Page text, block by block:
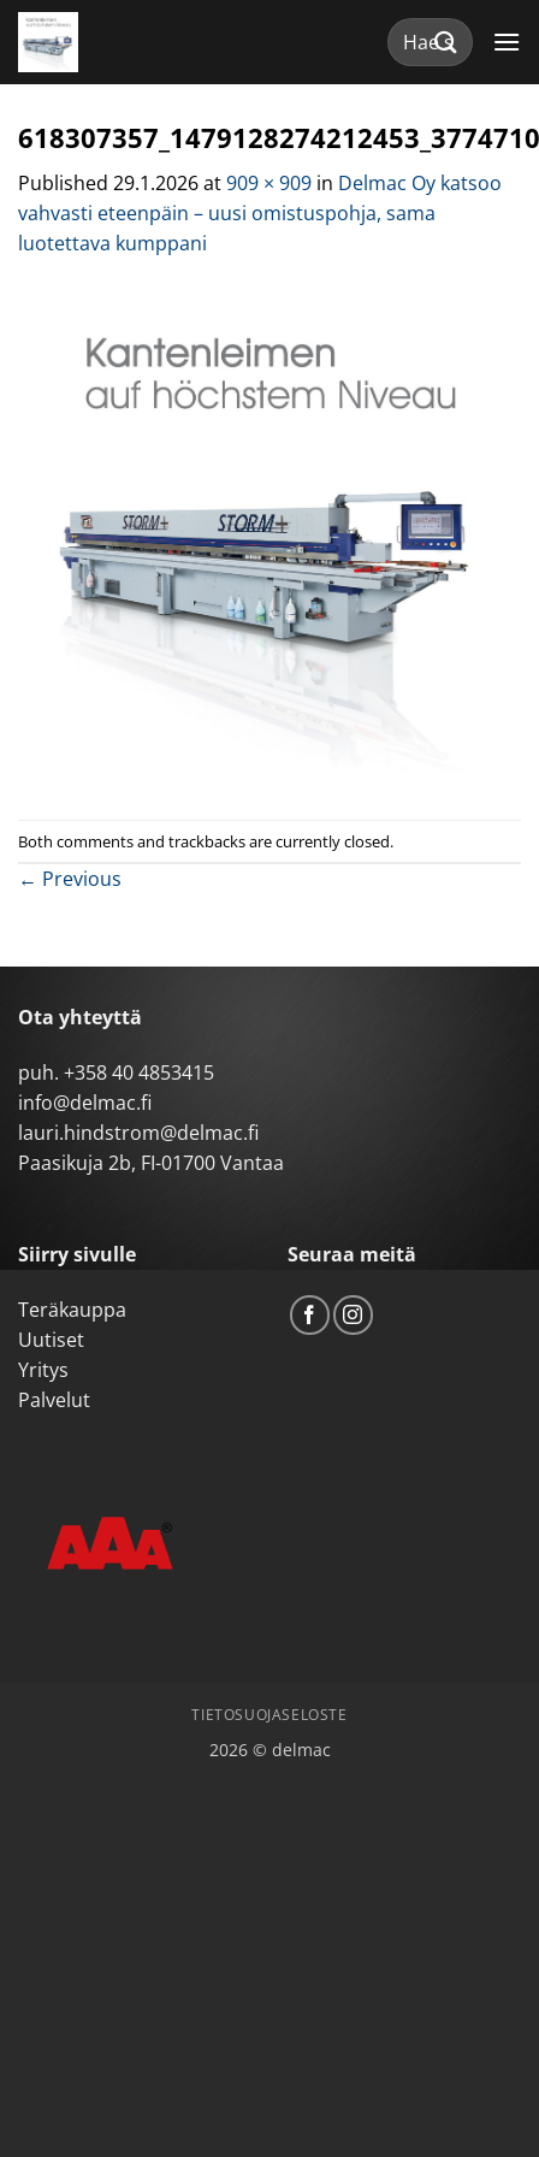
Skip
content
Etsi:
Published 29.1.2026at909 × 909 in Delmac Oy katsoo
vahvasti eteenpäin – uusi omistuspohja, sama
luotettava kumppani
Both comments and trackbacks are currently closed.
← Previous
Ota yhteyttä
puh. +358 40 4853415
info@delmac.fi
lauri.hindstrom@delmac.fi
Paasikuja 2b, FI-01700 Vantaa
Siirry sivulle
Teräkauppa
Uutiset
Yritys
Palvelut
Seuraa meitä
TIETOSUOJASELOSTE
2026 © delmac